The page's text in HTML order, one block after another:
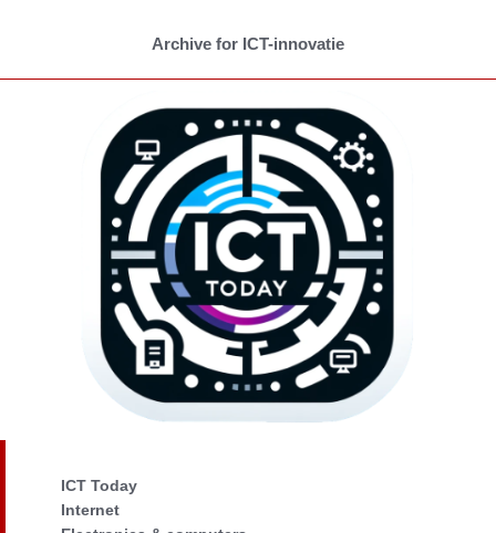
Archive for ICT-innovatie
ICT Today
Internet